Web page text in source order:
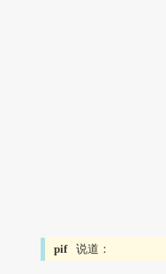
pif 说道：